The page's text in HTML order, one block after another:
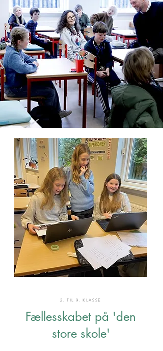
2. TIL 9. KLASSE
Fællesskabet på 'den
store skole'